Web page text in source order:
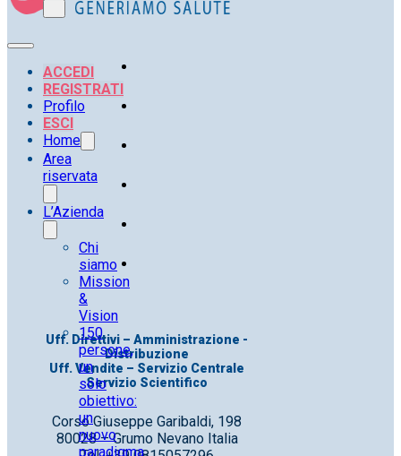
ACCEDI
REGISTRATI
Profilo
ESCI
Home
Area
riservata
L’Azienda
Chi
siamo
Mission
&
Vision
150
persone,
un
solo
obiettivo:
un
nuovo
paradigma
Uff. Direttivi – Amministrazione -
Distribuzione
Uff. Vendite – Servizio Centrale
Servizio Scientifico
Corso Giuseppe Garibaldi, 198
80028 – Grumo Nevano Italia